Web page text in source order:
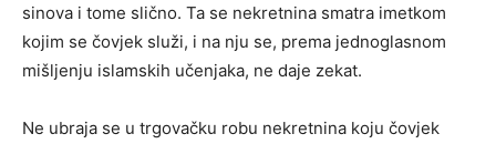
sinova i tome slično. Ta se nekretnina smatra imetkom
kojim se čovjek služi, i na nju se, prema jednoglasnom
mišljenju islamskih učenjaka, ne daje zekat.
Ne ubraja se u trgovačku robu nekretnina koju čovjek